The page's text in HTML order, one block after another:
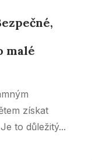
malé
získat
to důležitý...